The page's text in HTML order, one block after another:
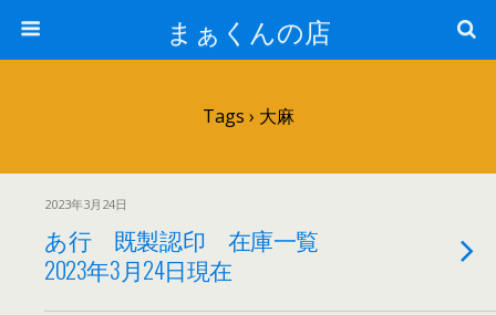
まぁくんの店
Tags › 大麻
2023年3月24日
あ行 既製認印 在庫一覧
2023年3月24日現在